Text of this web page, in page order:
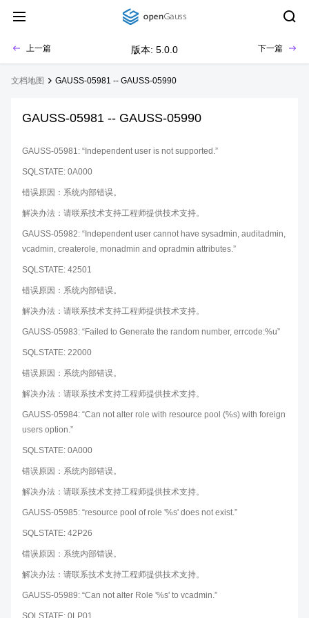
上一篇 版本: 5.0.0 下一篇
文档地图 GAUSS-05981 -- GAUSS-05990
GAUSS-05981 -- GAUSS-05990
GAUSS-05981: “Independent user is not supported.”
SQLSTATE: 0A000
错误原因：系统内部错误。
解决办法：请联系技术支持工程师提供技术支持。
GAUSS-05982: “Independent user cannot have sysadmin, auditadmin,
vcadmin, createrole, monadmin and opradmin attributes.”
SQLSTATE: 42501
错误原因：系统内部错误。
解决办法：请联系技术支持工程师提供技术支持。
GAUSS-05983: “Failed to Generate the random number, errcode:%u”
SQLSTATE: 22000
错误原因：系统内部错误。
解决办法：请联系技术支持工程师提供技术支持。
GAUSS-05984: “Can not alter role with resource pool (%s) with foreign
users option.”
SQLSTATE: 0A000
错误原因：系统内部错误。
解决办法：请联系技术支持工程师提供技术支持。
GAUSS-05985: “resource pool of role '%s' does not exist.”
SQLSTATE: 42P26
错误原因：系统内部错误。
解决办法：请联系技术支持工程师提供技术支持。
GAUSS-05989: “Can not alter Role '%s' to vcadmin.”
SQLSTATE: 0LP01